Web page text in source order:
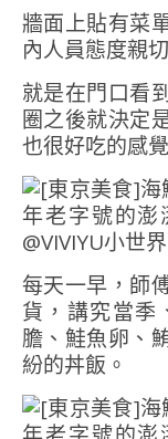
牆面上貼有菜
內人員態度親
就是在門口看
圈之後就決定
也很好吃的感
每天一早，師
貨，講究當季
膽、鮭魚卵、
紛的丼飯。